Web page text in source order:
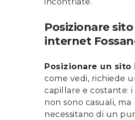
Posizionare sito
internet
Posizionare un
come vedi, richiede
capillare e costante:
non sono casuali, ma
necessitano di un